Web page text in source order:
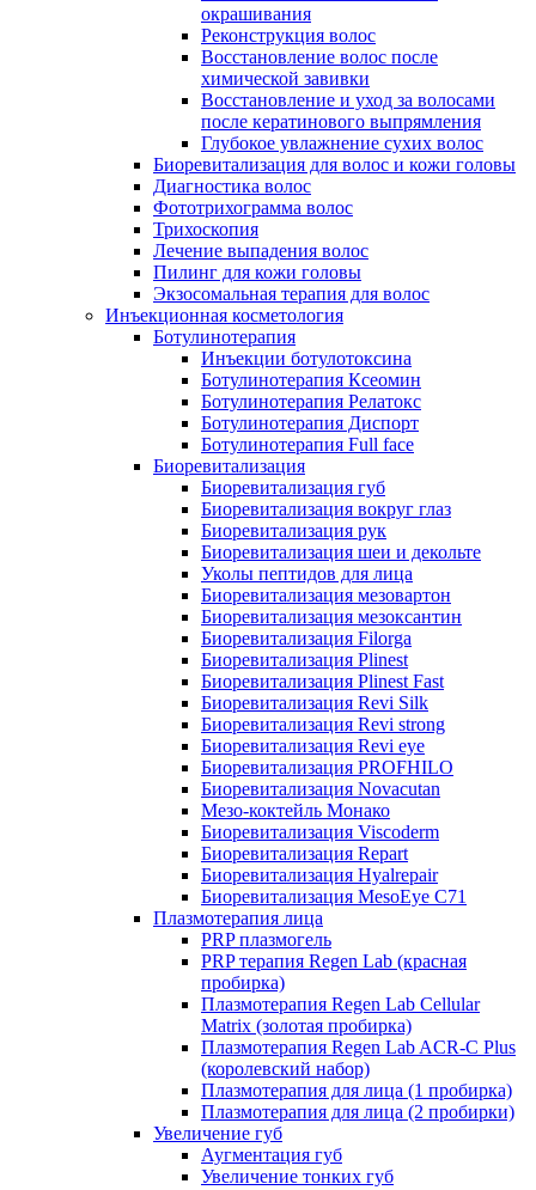
окрашивания
Реконструкция волос
Восстановление волос после
химической завивки
Восстановление и уход за волосами
после кератинового выпрямления
Глубокое увлажнение сухих волос
Биоревитализация для волос и кожи головы
Диагностика волос
Фототрихограмма волос
Трихоскопия
Лечение выпадения волос
Пилинг для кожи головы
Экзосомальная терапия для волос
Инъекционная косметология
Ботулинотерапия
Инъекции ботулотоксина
Ботулинотерапия Ксеомин
Ботулинотерапия Релатокс
Ботулинотерапия Диспорт
Ботулинотерапия Full face
Биоревитализация
Биоревитализация губ
Биоревитализация вокруг глаз
Биоревитализация рук
Биоревитализация шеи и декольте
Уколы пептидов для лица
Биоревитализация мезовартон
Биоревитализация мезоксантин
Биоревитализация Filorga
Биоревитализация Plinest
Биоревитализация Plinest Fast
Биоревитализация Revi Silk
Биоревитализация Revi strong
Биоревитализация Revi eye
Биоревитализация PROFHILO
Биоревитализация Novacutan
Мезо-коктейль Монако
Биоревитализация Viscoderm
Биоревитализация Repart
Биоревитализация Hyalrepair
Биоревитализация MesoEye C71
Плазмотерапия лица
PRP плазмогель
PRP терапия Regen Lab (красная
пробирка)
Плазмотерапия Regen Lab Cellular
Matrix (золотая пробирка)
Плазмотерапия Regen Lab ACR-C Plus
(королевский набор)
Плазмотерапия для лица (1 пробирка)
Плазмотерапия для лица (2 пробирки)
Увеличение губ
Аугментация губ
Увеличение тонких губ